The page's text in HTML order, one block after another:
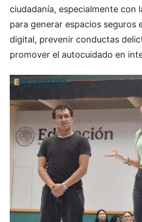
ciudadanía, especialmente con
para generar espacios seguros
digital, prevenir conductas
promover el autocuidado en